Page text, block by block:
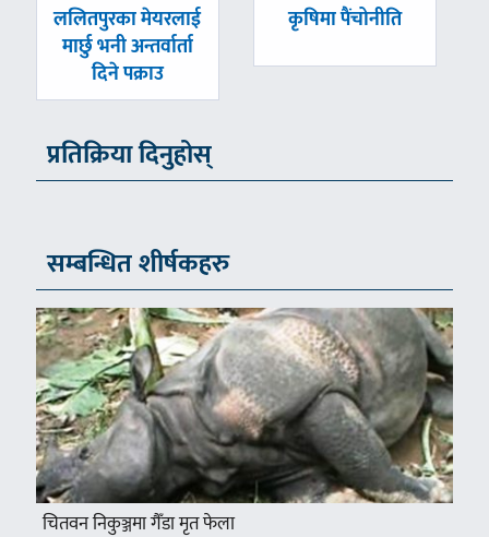
पछिल्लाे
ललितपुरका मेयरलाई
मार्छु भनी अन्तर्वार्ता
दिने पक्राउ
अघिल्लाे
कृषिमा पैंचोनीति
प्रतिक्रिया दिनुहोस्
सम्बन्धित शीर्षकहरु
चितवन निकुञ्जमा गैँडा मृत फेला